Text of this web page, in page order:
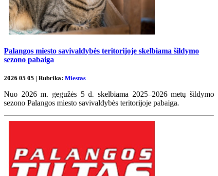
Palangos miesto savivaldybės teritorijoje skelbiama šildymo
sezono pabaiga
2026 05 05 | Rubrika: Miestas
Nuo 2026 m. gegužės 5 d. skelbiama 2025–2026 metų šildymo
sezono Palangos miesto savivaldybės teritorijoje pabaiga.